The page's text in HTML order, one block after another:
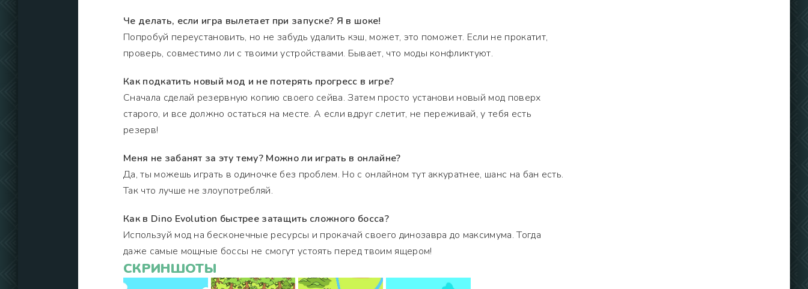
Че делать, если игра вылетает при запуске? Я в шоке!
Попробуй переустановить, но не забудь удалить кэш, может, это поможет. Если не прокатит,
проверь, совместимо ли с твоими устройствами. Бывает, что моды конфликтуют.
Как подкатить новый мод и не потерять прогресс в игре?
Сначала сделай резервную копию своего сейва. Затем просто установи новый мод поверх
старого, и все должно остаться на месте. А если вдруг слетит, не переживай, у тебя есть
резерв!
Меня не забанят за эту тему? Можно ли играть в онлайне?
Да, ты можешь играть в одиночке без проблем. Но с онлайном тут аккуратнее, шанс на бан есть.
Так что лучше не злоупотребляй.
Как в Dino Evolution быстрее затащить сложного босса?
Используй мод на бесконечные ресурсы и прокачай своего динозавра до максимума. Тогда
даже самые мощные боссы не смогут устоять перед твоим ящером!
СКРИНШОТЫ